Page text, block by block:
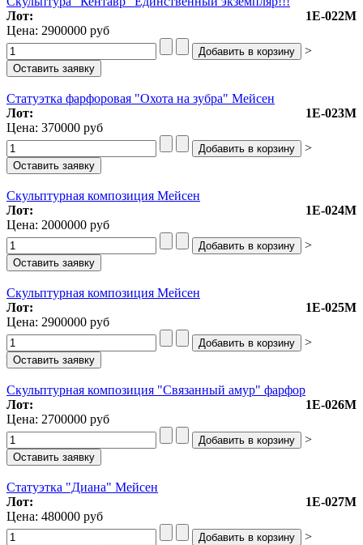
Лот:
1Е-022М
Цена: 2900000 руб
>
Статуэтка фарфоровая "Охота на зубра" Мейсен
Лот:
1Е-023М
Цена: 370000 руб
>
Скульптурная композиция Мейсен
Лот:
1Е-024М
Цена: 2000000 руб
>
Скульптурная композиция Мейсен
Лот:
1Е-025М
Цена: 2900000 руб
>
Скульптурная композиция "Связанный амур" фарфор
Лот:
1Е-026М
Цена: 2700000 руб
>
Статуэтка "Диана" Мейсен
Лот:
1Е-027М
Цена: 480000 руб
>